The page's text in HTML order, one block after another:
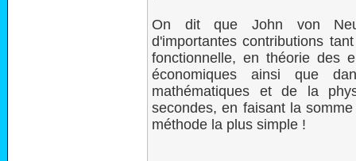
On dit que John von
d'importantes contributions
fonctionnelle, en théorie des
économiques ainsi que
mathématiques et de la
secondes, en faisant la
méthode la plus simple !